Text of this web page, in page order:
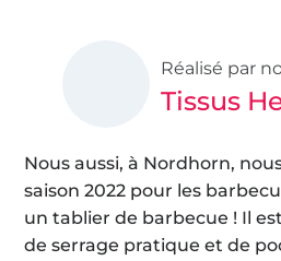
Réalisé par
Tissus
Nous aussi, à Nordhorn,
saison 2022 pour les
un tablier de barbecue ! Il
de serrage pratique et de